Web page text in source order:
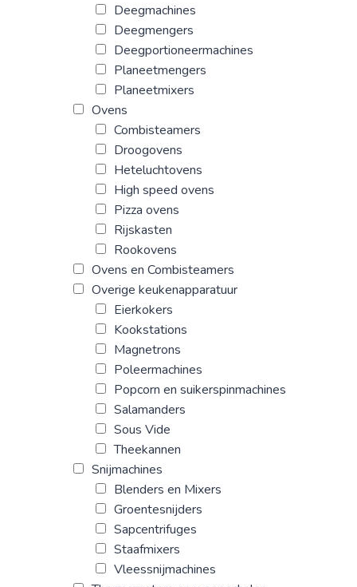
Deegmachines
Deegmengers
Deegportioneermachines
Planeetmengers
Planeetmixers
Ovens
Combisteamers
Droogovens
Heteluchtovens
High speed ovens
Pizza ovens
Rijskasten
Rookovens
Ovens en Combisteamers
Overige keukenapparatuur
Eierkokers
Kookstations
Magnetrons
Poleermachines
Popcorn en suikerspinmachines
Salamanders
Sous Vide
Theekannen
Snijmachines
Blenders en Mixers
Groentesnijders
Sapcentrifuges
Staafmixers
Vleessnijmachines